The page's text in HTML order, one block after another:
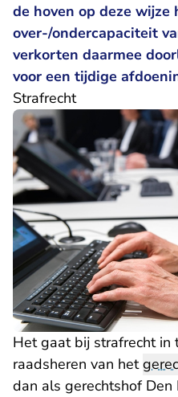
de hoven op deze wijze
over-/ondercapaciteit
verkorten daarmee
voor een tijdige
Strafrecht
Het gaat bij strafrecht in
raadsheren van het
dan als gerechtshof